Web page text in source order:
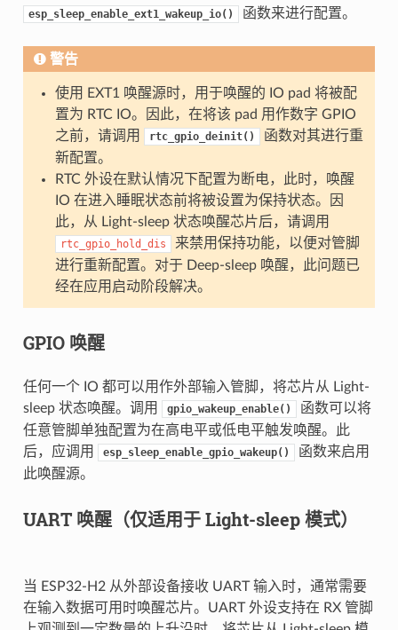
esp_sleep_enable_ext1_wakeup_io() 函数来进行配置。
警告
使用 EXT1 唤醒源时，用于唤醒的 IO pad 将被配
置为 RTC IO。因此，在将该 pad 用作数字 GPIO
之前，请调用
rtc_gpio_deinit()
函数对其进行重
新配置。
RTC 外设在默认情况下配置为断电，此时，唤醒
IO 在进入睡眠状态前将被设置为保持状态。因
此，从 Light-sleep 状态唤醒芯片后，请调用
rtc_gpio_hold_dis
来禁用保持功能，以便对管脚
进行重新配置。对于 Deep-sleep 唤醒，此问题已
经在应用启动阶段解决。
GPIO 唤醒
任何一个 IO 都可以用作外部输入管脚，将芯片从 Light-
sleep 状态唤醒。调用
gpio_wakeup_enable()
函数可以将
任意管脚单独配置为在高电平或低电平触发唤醒。此
后，应调用
esp_sleep_enable_gpio_wakeup()
函数来启用
此唤醒源。
UART 唤醒（仅适用于 Light-sleep 模式）
当 ESP32-H2 从外部设备接收 UART 输入时，通常需要
在输入数据可用时唤醒芯片。UART 外设支持在 RX 管脚